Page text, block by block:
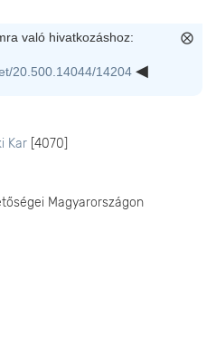
való hivatkozáshoz:
20.500.14044/14204
Kar [4070]
Magyarországon